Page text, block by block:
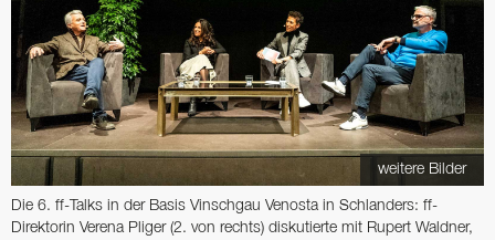
weitere Bilder
Die 6. ff-Talks in der Basis Vinschgau Venosta in Schlanders: ff-
Direktorin Verena Pliger (2. von rechts) diskutierte mit Rupert Waldner,